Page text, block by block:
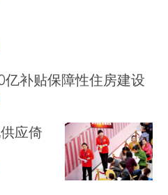
补贴保障性住房建设
应倚